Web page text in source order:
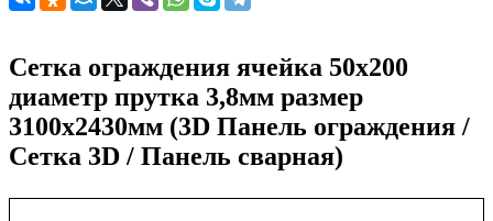
Сетка ограждения ячейка 50х200
диаметр прутка 3,8мм размер
3100x2430мм (3D Панель ограждения /
Сетка 3D / Панель сварная)